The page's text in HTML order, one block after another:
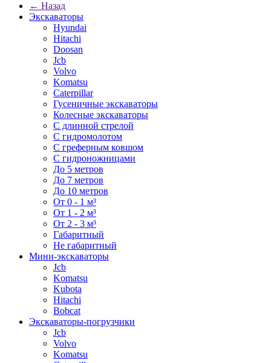
← Назад
Экскаваторы
Hyundai
Hitachi
Doosan
Jcb
Volvo
Komatsu
Caterpillar
Гусеничные экскаваторы
Колесные экскаваторы
С длинной стрелой
С гидромолотом
С греферным ковшом
С гидроножницами
До 5 метров
До 7 метров
До 10 метров
От 0 - 1 м³
От 1 - 2 м³
От 2 - 3 м³
Габаритный
Не габаритный
Мини-экскаваторы
Jcb
Komatsu
Kubota
Hitachi
Bobcat
Экскаваторы-погрузчики
Jcb
Volvo
Komatsu